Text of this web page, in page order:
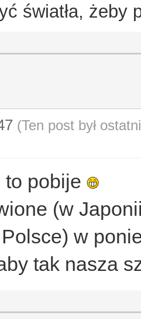
światła, żeby
(Ten post był
to pobije
(w
w
tak nasza